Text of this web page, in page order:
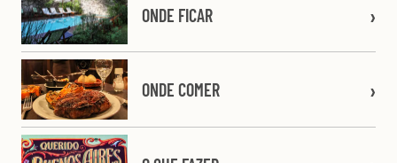
ONDE FICAR
ONDE COMER